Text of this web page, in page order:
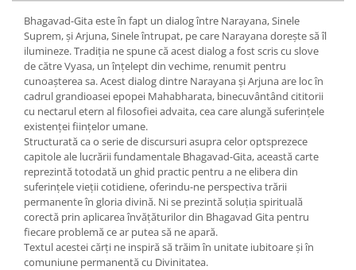
Supă de pui pentru suflet
Yoga
Oracol
Spiritualitate şi ştiinţă
Fără categorie
Cunoaștere
Bhagavad-Gita este în fapt un dialog între Narayana, Sinele
Suprem, și Arjuna, Sinele întrupat, pe care Narayana dorește să îl
ilumineze. Tradiția ne spune că acest dialog a fost scris cu slove
de către Vyasa, un înțelept din vechime, renumit pentru
cunoașterea sa. Acest dialog dintre Narayana și Arjuna are loc în
cadrul grandioasei epopei Mahabharata, binecuvântând cititorii
cu nectarul etern al filosofiei advaita, cea care alungă suferințele
existenței ființelor umane.
Structurată ca o serie de discursuri asupra celor optsprezece
capitole ale lucrării fundamentale Bhagavad-Gita, această carte
reprezintă totodată un ghid practic pentru a ne elibera din
suferințele vieții cotidiene, oferindu-ne perspectiva trării
permanente în gloria divină. Ni se prezintă soluția spirituală
corectă prin aplicarea învățăturilor din Bhagavad Gita pentru
fiecare problemă ce ar putea să ne apară.
Textul acestei cărți ne inspiră să trăim în unitate iubitoare și în
comuniune permanentă cu Divinitatea.